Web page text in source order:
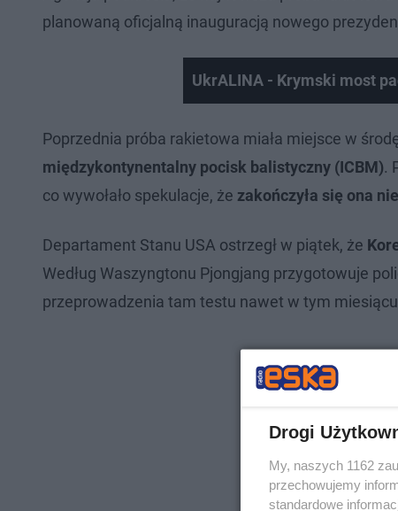
planowaną oficjalną inauguracją nowego
UkrALINA - Krymski most
Poprzednia próba rakietowa miała miejsce w
międzykontynentalny pocisk balistyczny (ICBM).
co wywołało spekulacje, że zakończyła się ona
Departament Stanu USA ostrzegł w piątek, że
Według Waszyngtonu Pjongjang przygotowuje
przeprowadzenia tam testu nawet w tym
Drogi
My, naszych 1162
przechowujemy
standardowe